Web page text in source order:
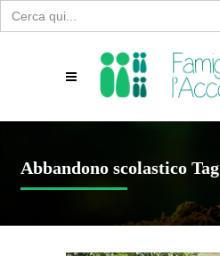
Search
for:
Abbandono scolastico Tag